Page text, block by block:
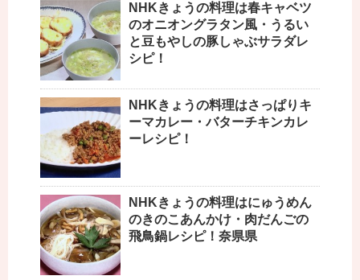
NHKきょうの料理は春キャベツ
のオニオングラタン風・うるい
と豆もやしの豚しゃぶサラダレ
シピ！
NHKきょうの料理はさっぱりキ
ーマカレー・バターチキンカレ
ーレシピ！
NHKきょうの料理はにゅうめん
のきのこあんかけ・肉だんごの
飛鳥鍋レシピ！奈県県